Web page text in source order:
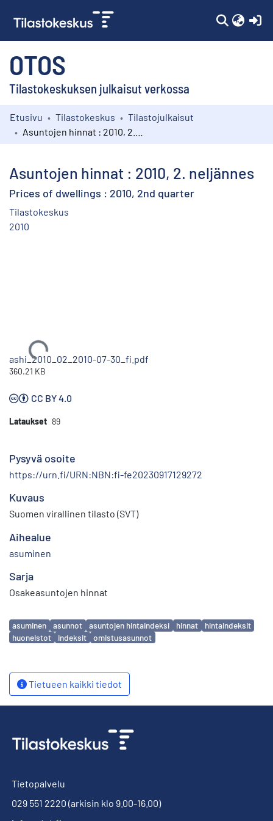
OTOS
Tilastokeskuksen julkaisut verkossa
Kokoelmat
Etusivu Tilastokeskus
Tilastojulkaisut
Asuntojen hinnat : 2010, 2. neljännes
Prices of dwellings : 2010, 2nd quarter
Tilastokeskus
2010
Ladataan...
ashi_2010_02_2010-07-30_fi.pdf
360.21 KB
CC BY 4.0
Lataukset 89
Pysyvä osoite
https://urn.fi/URN:NBN:fi-fe20230917129272
Kuvaus
Suomen virallinen tilasto (SVT)
Aihealue
asuminen
Sarja
Osakeasuntojen hinnat
Avainsanat
asuminen asunnot asuntojen hintaindeksi hinnat
hintaindeksit
huoneistot
indeksit omistusasunnot
Tietueen kaikki tiedot
Tietopalvelu
029 551 2220 (arkisin klo 9.00-16.00)